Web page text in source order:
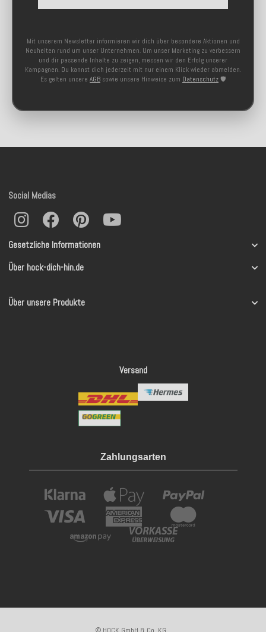
Mit unserem Newsletter informieren wir dich über besondere Aktionen und
Neuheiten rund um unser Unternehmen. Um unser Marketing zu verbessern
und dir passende Inhalte zu zeigen, messen wir den Erfolg unserer
Kampagnen. Du kannst dich jederzeit mit nur einem Klick wieder abmelden.
Es gelten unsere AGB sowie unsere Hinweise zum Datenschutz 🛡️
Gesetzliche Informationen
Über hock-dich-hin.de
Über unsere Produkte
Social Medias
Versand
Zahlungsarten